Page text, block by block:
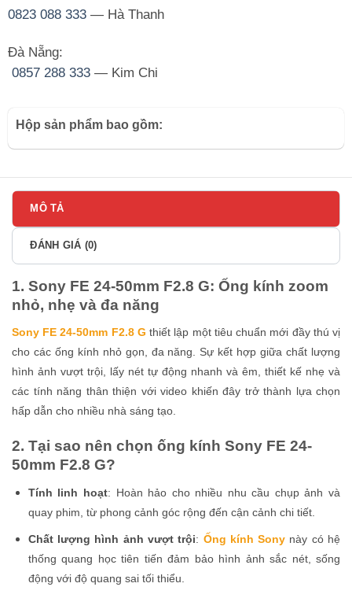
0823 088 333— Hà Thanh
Đà Nẵng:
0857 288 333— Kim Chi
Hộp sản phẩm bao gồm:
MÔ TẢ
ĐÁNH GIÁ (0)
1. Sony FE 24-50mm F2.8 G: Ống kính zoom
nhỏ, nhẹ và đa năng
Sony FE 24-50mm F2.8 G thiết lập một tiêu chuẩn mới đầy thú vị
cho các ống kính nhỏ gọn, đa năng. Sự kết hợp giữa chất lượng
hình ảnh vượt trội, lấy nét tự động nhanh và êm, thiết kế nhẹ và
các tính năng thân thiện với video khiến đây trở thành lựa chọn
hấp dẫn cho nhiều nhà sáng tạo.
2. Tại sao nên chọn ống kính Sony FE 24-
50mm F2.8 G?
Tính linh hoạt: Hoàn hảo cho nhiều nhu cầu chụp ảnh và
quay phim, từ phong cảnh góc rộng đến cận cảnh chi tiết.
Chất lượng hình ảnh vượt trội: Ống kính Sony này có hệ
thống quang học tiên tiến đảm bảo hình ảnh sắc nét, sống
động với độ quang sai tối thiểu.